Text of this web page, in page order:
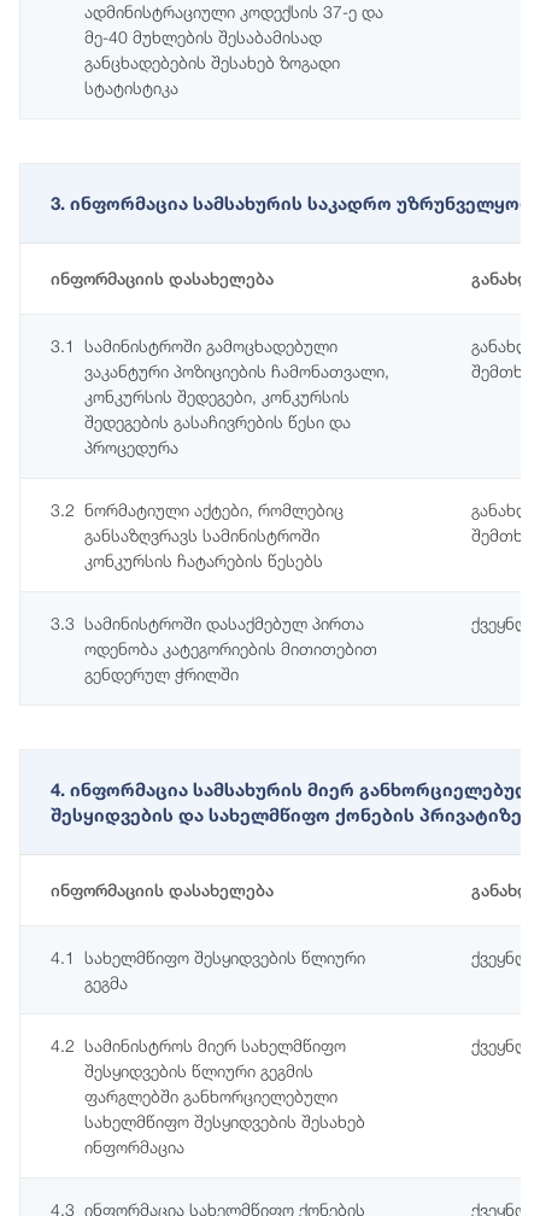
ადმინისტრაციული კოდექსის 37-ე და
მე-40 მუხლების შესაბამისად
განცხადებების შესახებ ზოგადი
სტატისტიკა
3. ინფორმაცია სამსახურის საკადრო
ინფორმაციის დასახელება
3.1
სამინისტროში გამოცხადებული
ვაკანტური პოზიციების ჩამონათვალი,
კონკურსის შედეგები, კონკურსის
შედეგების გასაჩივრების წესი და
პროცედურა
3.2 ნორმატიული აქტები, რომლებიც
განსაზღვრავს სამინისტროში
კონკურსის ჩატარების წესებს
3.3 სამინისტროში დასაქმებულ პირთა
ოდენობა კატეგორიების მითითებით
გენდერულ ჭრილში
4. ინფორმაცია სამსახურის მიერ
შესყიდვების და სახელმწიფო ქონების
ინფორმაციის დასახელება
4.1
სახელმწიფო შესყიდვების წლიური
გეგმა
4.2 სამინისტროს მიერ სახელმწიფო
შესყიდვების წლიური გეგმის
ფარგლებში განხორციელებული
სახელმწიფო შესყიდვების შესახებ
ინფორმაცია
4.3 ინფორმაცია სახელმწიფო ქონების